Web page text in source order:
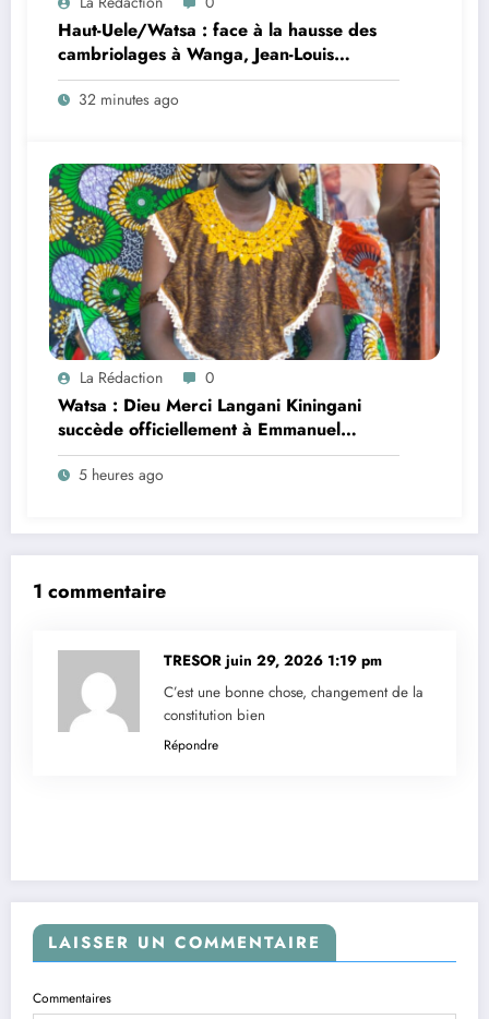
Haut-Uele/Watsa : face à la hausse des
cambriolages à Wanga, Jean-Louis
Ngahangondi appelle à une
réorganisation du dispositif sécuritaire
32 minutes ago
La Rédaction 0
Watsa : Dieu Merci Langani Kiningani
succède officiellement à Emmanuel
Konzefu Kosemoyi à la tête du
groupement Ngoirindi dans le secteur
5 heures ago
1 commentaire
TRESOR juin 29, 2026 1:19 pm
C’est une bonne chose, changement de la
constitution bien
Répondre
LAISSER UN COMMENTAIRE
Commentaires